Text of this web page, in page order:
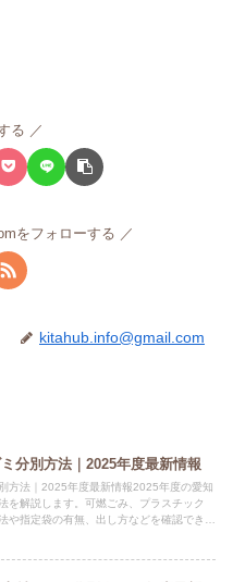
る
をフォローする
kitahub.info@gmail.com
分別方法｜2025年度最新情報
方法｜2025年度最新情報2025年度の愛知
を解説します。可燃ごみ、プラスチック
や指定袋の有無、出し方などを確認できま